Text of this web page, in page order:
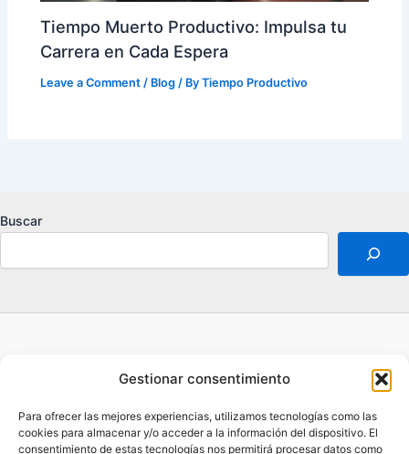
Gestionar consentimiento
Para ofrecer las mejores experiencias, utilizamos tecnologías como las
cookies para almacenar y/o acceder a la información del dispositivo. El
consentimiento de estas tecnologías nos permitirá procesar datos como
Tiempo Muerto Productivo: Impulsa tu
Carrera en Cada Espera
Leave a Comment / Blog / ByTiempo Productivo
Buscar
Aviso legal
Contacto
Política de privacidad